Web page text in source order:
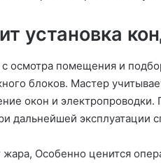
установка
осмотра помещения и
блоков. Мастер
окон и
дальнейшей эксплуатации
жара, Особенно ценится